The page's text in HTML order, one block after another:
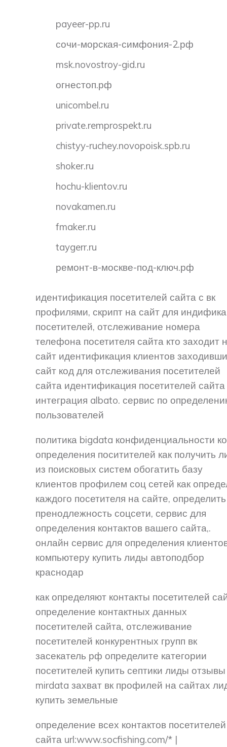
payeer-pp.ru
сочи-морская-симфония-2.рф
msk.novostroy-gid.ru
огнестоп.рф
unicombel.ru
private.remprospekt.ru
chistyy-ruchey.novopoisk.spb.ru
shoker.ru
hochu-klientov.ru
novakamen.ru
fmaker.ru
taygerr.ru
ремонт-в-москве-под-ключ.рф
идентификация посетителей сайта с вк
профилями, скрипт на сайт для
посетителей, отслеживание номера
телефона посетителя сайта кто заходит
сайт идентификация клиентов
сайт код для отслеживания посетителей
сайта идентификация посетителей сайта
интеграция albato. сервис по
пользователей
политика bigdata конфиденциальности
определения поситителей как получить
из поисковых систем обогатить базу
клиентов профилем соц сетей как
каждого посетителя на сайте, определить
пренодлежность соцсети, сервис для
определения контактов вашего сайта,.
онлайн сервис для определения
компьютеру купить лиды автоподбор
краснодар
как определяют контакты посетителей
определение контактных данных
посетителей сайта, отслеживание
посетителей конкурентных групп вк
засекатель рф определите категории
посетителей купить септики лиды отзывы
mirdata захват вк профилей на сайтах
купить земельные
определение всех контактов посетителей
сайта url:www.socfishing.com/* |